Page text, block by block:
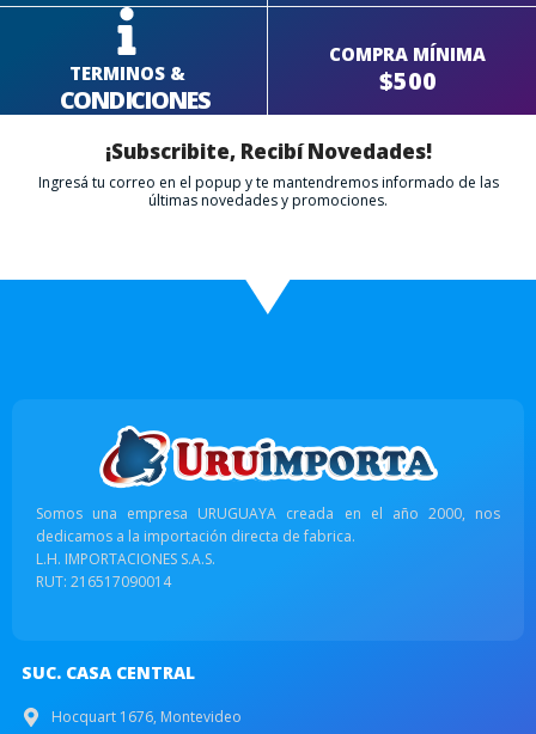
TERMINOS &
CONDICIONES
COMPRA MÍNIMA
$500
¡Subscribite, Recibí Novedades!
Ingresá tu correo en el popup y te mantendremos informado de las
últimas novedades y promociones.
Somos una empresa URUGUAYA creada en el año 2000, nos
dedicamos a la importación directa de fabrica.
L.H. IMPORTACIONES S.A.S.
RUT: 216517090014
SUC. CASA CENTRAL
Hocquart 1676, Montevideo